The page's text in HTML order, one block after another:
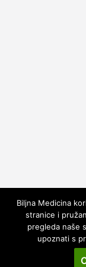
Copyright
Biljna Medicina
stranice i
pregleda naše
upoznati s